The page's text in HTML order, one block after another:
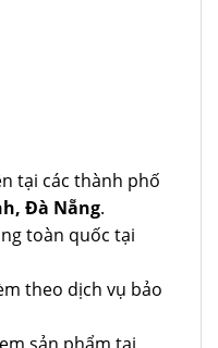
tại các thành phố
Đà Nẵng.
toàn quốc tại
theo dịch vụ bảo